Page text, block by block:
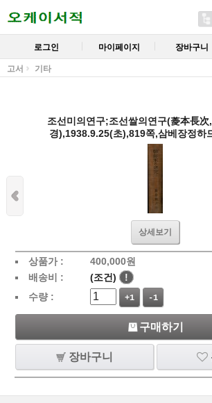
로그인 마이페이지 장바구니
고서 기타
조선미의연구;조선쌀의연구(菱本長
경),1938.9.25(초),819쪽,삼베장정하
상세보기
상품가 : 400,000원
배송비 :
(조건)
!
수량 :
+1 -1
구매하기
장바구니